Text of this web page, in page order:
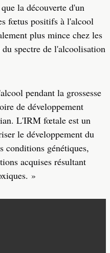
la découverte d'un
fœtus positifs à l'alcool
plus mince chez les
spectre de l'alcoolisation
pendant la grossesse
de développement
L'IRM fœtale est un
le développement du
conditions génétiques,
acquises résultant
»